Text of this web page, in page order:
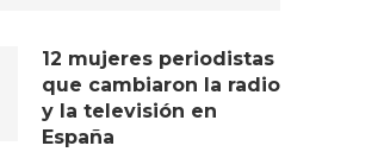
12 mujeres periodistas
que cambiaron la radio
y la televisión en
España